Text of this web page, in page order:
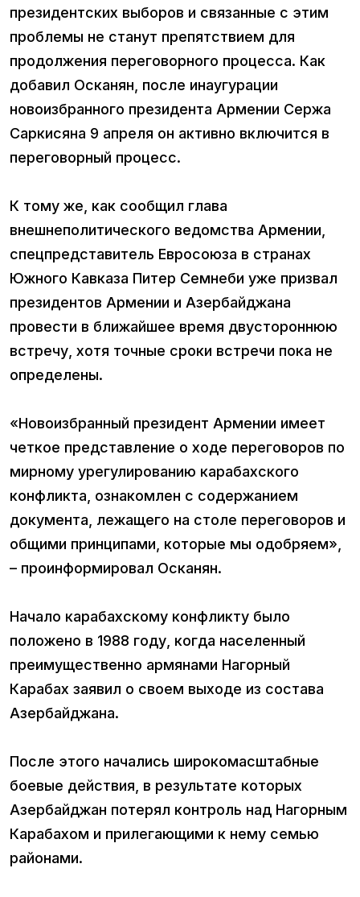
президентских выборов и связанные с этим
проблемы не станут препятствием для
продолжения переговорного процесса. Как
добавил Осканян, после инаугурации
новоизбранного президента Армении Сержа
Саркисяна 9 апреля он активно включится в
переговорный процесс.
К тому же, как сообщил глава
внешнеполитического ведомства Армении,
спецпредставитель Евросоюза в странах
Южного Кавказа Питер Семнеби уже призвал
президентов Армении и Азербайджана
провести в ближайшее время двустороннюю
встречу, хотя точные сроки встречи пока не
определены.
«Новоизбранный президент Армении имеет
четкое представление о ходе переговоров по
мирному урегулированию карабахского
конфликта, ознакомлен с содержанием
документа, лежащего на столе переговоров и
общими принципами, которые мы одобряем»,
– проинформировал Осканян.
Начало карабахскому конфликту было
положено в 1988 году, когда населенный
преимущественно армянами Нагорный
Карабах заявил о своем выходе из состава
Азербайджана.
После этого начались широкомасштабные
боевые действия, в результате которых
Азербайджан потерял контроль над Нагорным
Карабахом и прилегающими к нему семью
районами.